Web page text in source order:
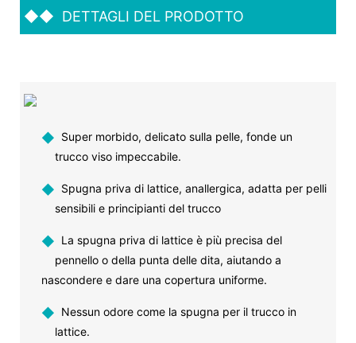
◆◆ DETTAGLI DEL PRODOTTO
◆ Super morbido, delicato sulla pelle, fonde un
trucco viso impeccabile.
◆ Spugna priva di lattice, anallergica, adatta per pelli
sensibili e principianti del trucco
◆ La spugna priva di lattice è più precisa del
pennello o della punta delle dita, aiutando a
nascondere e dare una copertura uniforme.
◆ Nessun odore come la spugna per il trucco in
lattice.